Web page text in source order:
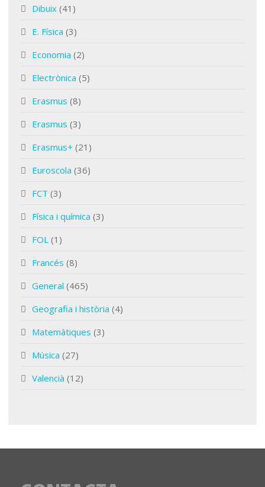
Dibuix (41)
E. Física (3)
Economia (2)
Electrònica (5)
Erasmus (8)
Erasmus (3)
Erasmus+ (21)
Euroscola (36)
FCT (3)
Física i química (3)
FOL (1)
Francés (8)
General (465)
Geografia i història (4)
Matemàtiques (3)
Música (27)
Valencià (12)